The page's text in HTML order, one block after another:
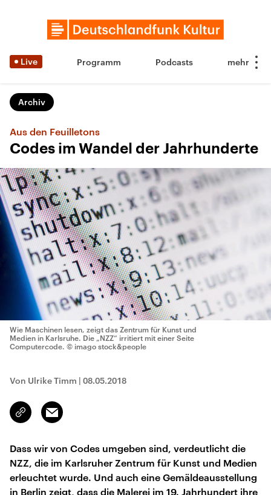
Live Programm Podcasts
Archiv
Aus den Feuilletons
Codes im Wandel der Jahrhunderte
Wie Maschinen lesen, zeigt das Zentrum für Kunst und
Medien in Karlsruhe. Die „NZZ“ irritiert mit einer Seite
Computercode. © imago stock&people
Von Ulrike Timm | 08.05.2018
Link
kopieren/teilen
Email
Dass wir von Codes umgeben sind, verdeutlicht die
NZZ, die im Karlsruher Zentrum für Kunst und Medien
erleuchtet wurde. Und auch eine Gemäldeausstellung
in Berlin zeigt, dass die Malerei im 19. Jahrhundert ihre